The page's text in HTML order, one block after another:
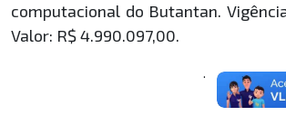
computacional do Butantan.
Valor: R$ 4.990.097,00.
.